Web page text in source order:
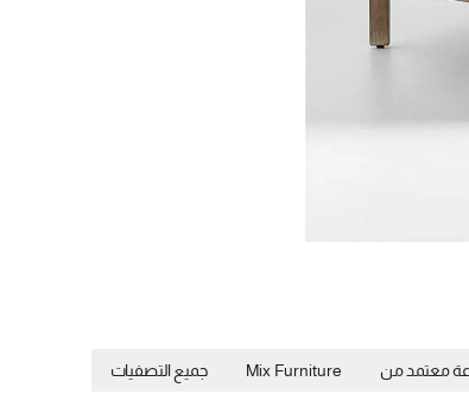
Mix Furniture جميع التصفيات